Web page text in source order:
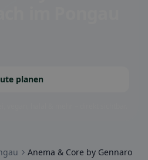
planen
Anema & Core by Gennaro